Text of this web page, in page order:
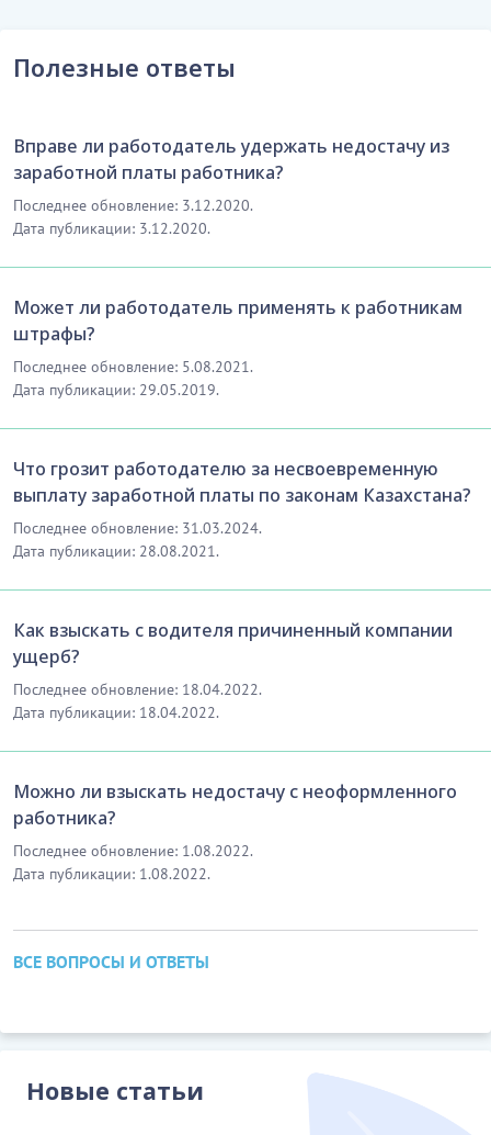
Полезные ответы
Вправе ли работодатель удержать недостачу из
заработной платы работника?
Последнее обновление: 3.12.2020.
Дата публикации: 3.12.2020.
Может ли работодатель применять к работникам
штрафы?
Последнее обновление: 5.08.2021.
Дата публикации: 29.05.2019.
Что грозит работодателю за несвоевременную
выплату заработной платы по законам Казахстана?
Последнее обновление: 31.03.2024.
Дата публикации: 28.08.2021.
Как взыскать с водителя причиненный компании
ущерб?
Последнее обновление: 18.04.2022.
Дата публикации: 18.04.2022.
Можно ли взыскать недостачу с неоформленного
работника?
Последнее обновление: 1.08.2022.
Дата публикации: 1.08.2022.
ВСЕ ВОПРОСЫ И ОТВЕТЫ
Новые статьи